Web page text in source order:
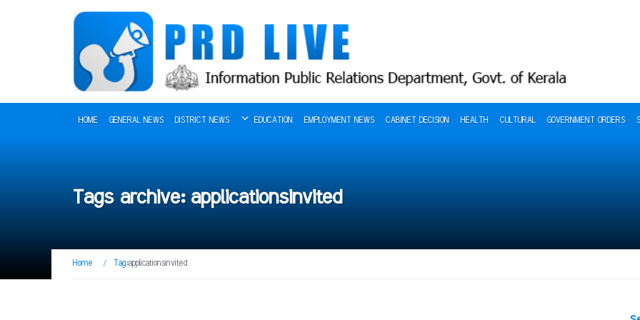
HOME GENERAL NEWS DISTRICT NEWS EDUCATION EMPLOYMENT NEWS CABINET DECISION HEALTH CULTURAL GOVERNMENT ORDERS
Tags archive: applicationsinvited
Home / Tag:applicationsinvited